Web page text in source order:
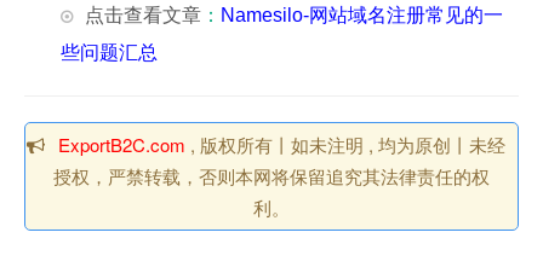
点击查看文章 ： Namesilo-网站域名注册常见的一
些问题汇总
ExportB2C.com , 版权所有丨如未注明 , 均为原创丨未经
授权，严禁转载，否则本网将保留追究其法律责任的权
利。